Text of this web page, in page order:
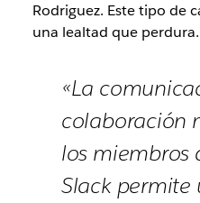
Rodriguez. Este tipo de
una lealtad que perdura.
«La
colaboración
los miembros
Slack permite